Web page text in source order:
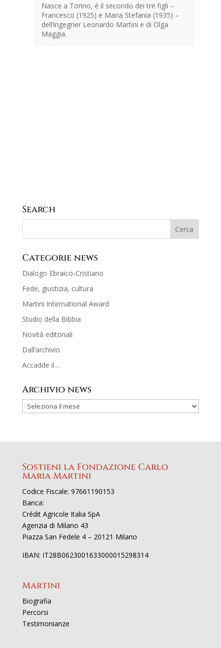
Nasce a Torino, è il secondo dei tre figli –
Francesco (1925) e Maria Stefania (1935) –
dell’ingegner Leonardo Martini e di Olga
Maggia.
Search
Categorie news
Dialogo Ebraico-Cristiano
Fede, giustizia, cultura
Martini International Award
Studio della Bibbia
Novità editoriali
Dall’archivio
Accadde il…
Archivio news
Sostieni la Fondazione Carlo
Maria Martini
Codice Fiscale: 97661190153
Banca:
Crédit Agricole Italia SpA
Agenzia di Milano 43
Piazza San Fedele 4 – 20121 Milano
IBAN: IT28B0623001633000015298314
Martini
Biografia
Percorsi
Testimonianze